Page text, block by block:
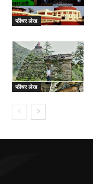
फीचर लेख
फीचर लेख